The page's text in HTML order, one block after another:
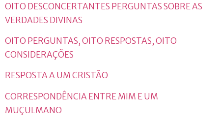
OITO DESCONCERTANTES PERGUNTAS SOBRE AS
VERDADES DIVINAS
OITO PERGUNTAS, OITO RESPOSTAS, OITO
CONSIDERAÇÕES
RESPOSTA A UM CRISTÃO
CORRESPONDÊNCIA ENTRE MIM E UM
MUÇULMANO